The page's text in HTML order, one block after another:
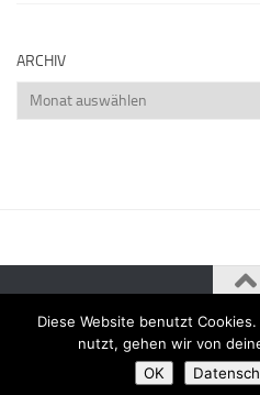
ARCHIV
Archiv
Powered by - Entworfen mit
Diese Website benutzt
nutzt, gehen wir von
OK